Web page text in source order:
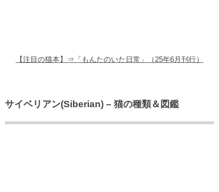
【注目の猫本】⇒「もんたのいた日常」（25年6月刊行）
サイベリアン(Siberian) – 猫の種類＆図鑑